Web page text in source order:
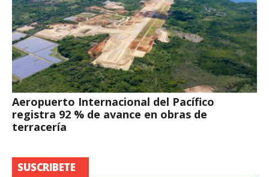
Aeropuerto Internacional del Pacífico
registra 92 % de avance en obras de
terracería
SUSCRIBETE